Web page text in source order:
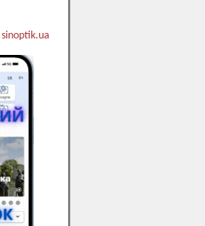
sinoptik.ua